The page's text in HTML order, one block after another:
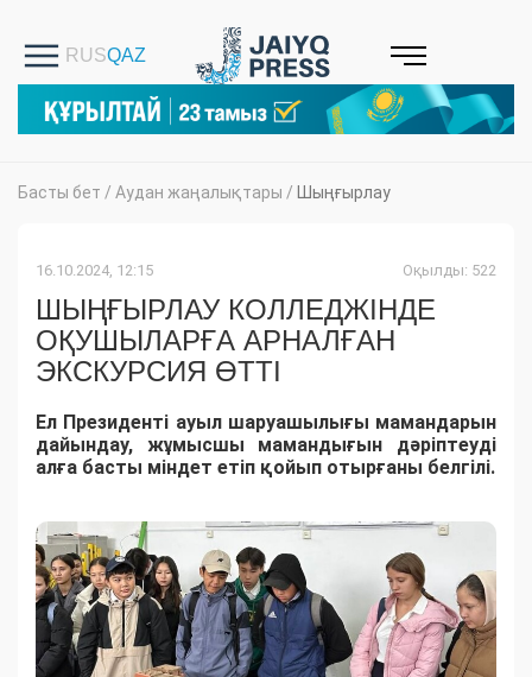
Басты бет / Аудан жаңалықтары / Шыңғырлау
16.10.2024, 12:15 Оқылды: 522
ШЫҢҒЫРЛАУ КОЛЛЕДЖІНДЕ
ОҚУШЫЛАРҒА АРНАЛҒАН
ЭКСКУРСИЯ ӨТТІ
Ел Президенті ауыл шаруашылығы мамандарын
дайындау, жұмысшы мамандығын дәріптеуді
алға басты міндет етіп қойып отырғаны белгілі.